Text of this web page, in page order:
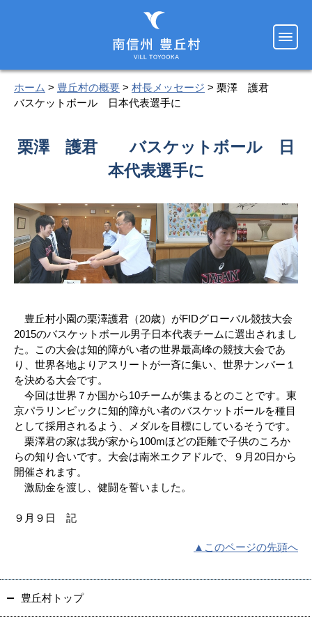
ホーム > 豊丘村の概要 > 村長メッセージ > 栗澤 護君
バスケットボール 日本代表選手に
栗澤 護君 バスケットボール 日
本代表選手に
豊丘村小園の栗澤護君（20歳）がFIDグローバル競技大会
2015のバスケットボール男子日本代表チームに選出されまし
た。この大会は知的障がい者の世界最高峰の競技大会であ
り、世界各地よりアスリートが一斉に集い、世界ナンバー１
を決める大会です。
今回は世界７か国から10チームが集まるとのことです。東
京パラリンピックに知的障がい者のバスケットボールを種目
として採用されるよう、メダルを目標にしているそうです。
栗澤君の家は我が家から100mほどの距離で子供のころか
らの知り合いです。大会は南米エクアドルで、９月20日から
開催されます。
激励金を渡し、健闘を誓いました。
９月９日 記
▲このページの先頭へ
豊丘村トップ